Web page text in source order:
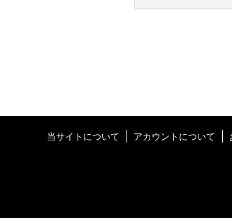
当サイトについて アカウントについて